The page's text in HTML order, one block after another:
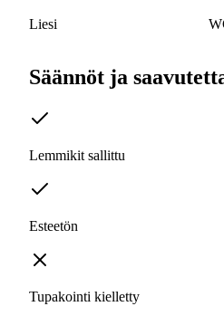
Liesi
Säännöt ja
Lemmikit sallittu
Esteetön
Tupakointi kielletty